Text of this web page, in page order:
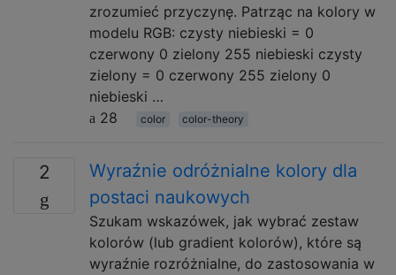
zrozumieć przyczynę. Patrząc na kolory w
modelu RGB: czysty niebieski = 0
czerwony 0 zielony 255 niebieski czysty
zielony = 0 czerwony 255 zielony 0
niebieski …
28
color color-theory
2
Wyraźnie odróżnialne kolory dla
postaci naukowych
Szukam wskazówek, jak wybrać zestaw
kolorów (lub gradient kolorów), które są
wyraźnie rozróżnialne, do zastosowania w